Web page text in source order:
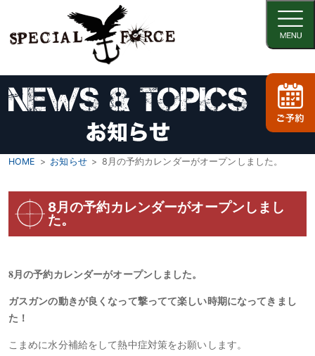
HOME お知らせ 8月の予約カレンダーがオープンしました。
8月の予約カレンダーがオープンしまし
た。
8月の予約カレンダーがオープンしました。
ガスガンの動きが良くなって撃ってて楽しい時期になってきまし
た！
こまめに水分補給をして熱中症対策をお願いします。